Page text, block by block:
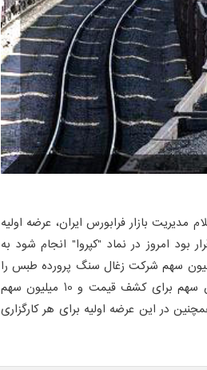
مدیریت بازار فرابورس ایران، عرضه اولیه
امروز در نماد "کپروا" انجام شود به
موکول شد. این بلوک 10 درصدی، 18 میلیون سهم شرکت زغال سنگ پرورده طبس را
شامل می‌شود که در عرضه اولیه آن، تعداد 8 میلیون سهم برای کشف قیمت و 10 میلیون سهم
در این عرضه اولیه برای هر کارگزاری